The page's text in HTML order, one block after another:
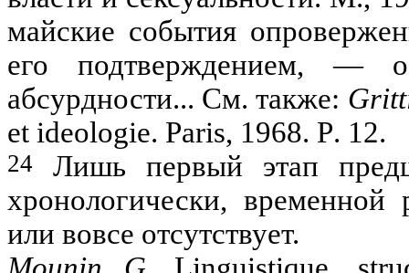
майские собы­тия
его подтверждением, —
абсурдности... См.также:
et ideologie. Paris, 1968. P. 12.
24 Лишь первый этап
хронологически,
или вовсе отсутствует.